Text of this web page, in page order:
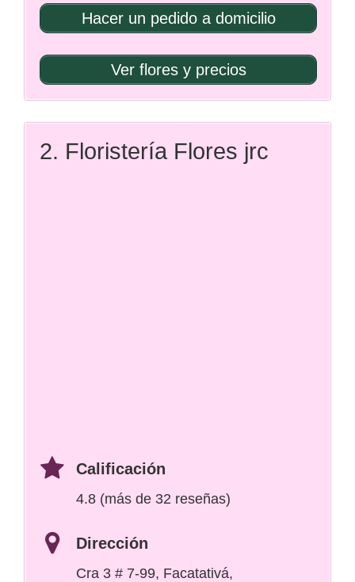
Hacer un pedido a domicilio
Ver flores y precios
2. Floristería Flores jrc
Calificación
4.8 (más de 32 reseñas)
Dirección
Cra 3 # 7-99, Facatativá,